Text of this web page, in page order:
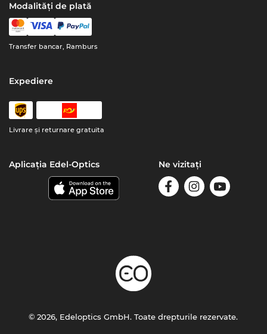
Modalități de plată
Transfer bancar, Ramburs
Expediere
Livrare şi returnare gratuita
Aplicația Edel-Optics Ne vizitați
© 2026, Edeloptics GmbH. Toate drepturile rezervate.